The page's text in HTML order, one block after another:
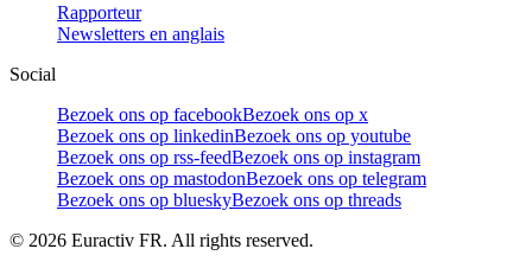
Rapporteur
Newsletters en anglais
Social
Bezoek ons op facebookBezoek ons op x
Bezoek ons op linkedinBezoek ons op youtube
Bezoek ons op rss-feedBezoek ons op instagram
Bezoek ons op mastodonBezoek ons op telegram
Bezoek ons op blueskyBezoek ons op threads
© 2026 Euractiv FR. All rights reserved.